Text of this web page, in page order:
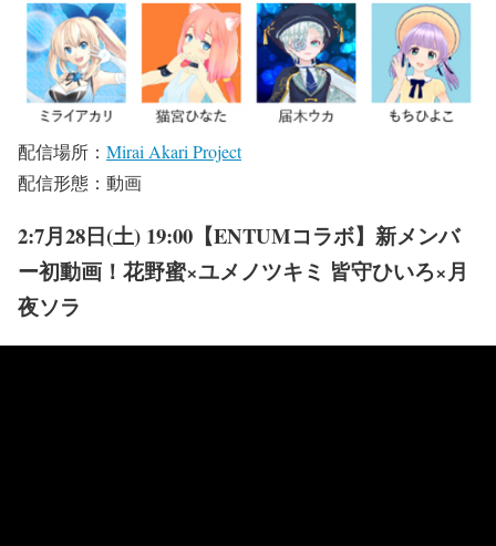
配信場所： Mirai Akari Project
配信形態：動画
2:7月28日(土) 19:00【ENTUMコラボ】新メンバ
ー初動画！花野蜜×ユメノツキミ 皆守ひいろ×月
夜ソラ